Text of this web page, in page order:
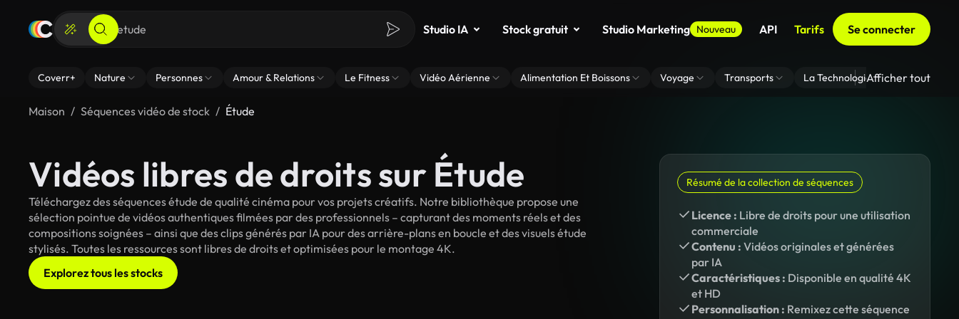
Studio IA Stock gratuit Studio Marketing Nouveau API Tarifs Se connecter
Coverr+ Nature Personnes Amour & Relations Le Fitness Vidéo Aérienne Alimentation Et Boissons Voyage Transports La Technologie Zoom En
Afficher tout
Maison Séquences vidéo de stock Étude
Vidéos libres de droits sur Étude
Téléchargez des séquences étude de qualité cinéma pour vos projets créatifs. Notre bibliothèque propose une
sélection pointue de vidéos authentiques filmées par des professionnels – capturant des moments réels et des
compositions soignées – ainsi que des clips générés par IA pour des arrière-plans en boucle et des visuels étude
stylisés. Toutes les ressources sont libres de droits et optimisées pour le montage 4K.
Explorez tous les stocks
Résumé de la collection de séquences
Licence : Libre de droits pour une utilisation
commerciale
Contenu : Vidéos originales et générées
par IA
Caractéristiques : Disponible en qualité 4K
et HD
Personnalisation : Remixez cette séquence